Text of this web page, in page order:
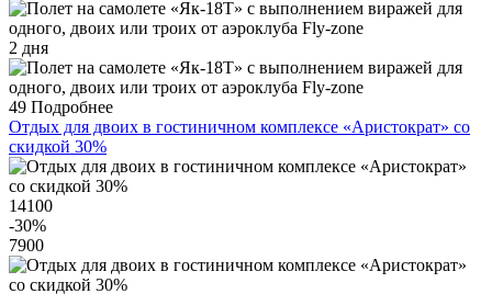
2 дня
49 Подробнее
Отдых для двоих в гостиничном комплексе «Аристократ» со
скидкой 30%
14100
-30%
7900